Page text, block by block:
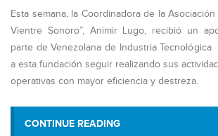
Esta semana, la Coordinadora de la
Vientre Sonoro”, Animir Lugo, recibió un
parte de Venezolana de Industria
a esta fundación seguir realizando sus
operativas con mayor eficiencia y destreza.
CONTINUE READING